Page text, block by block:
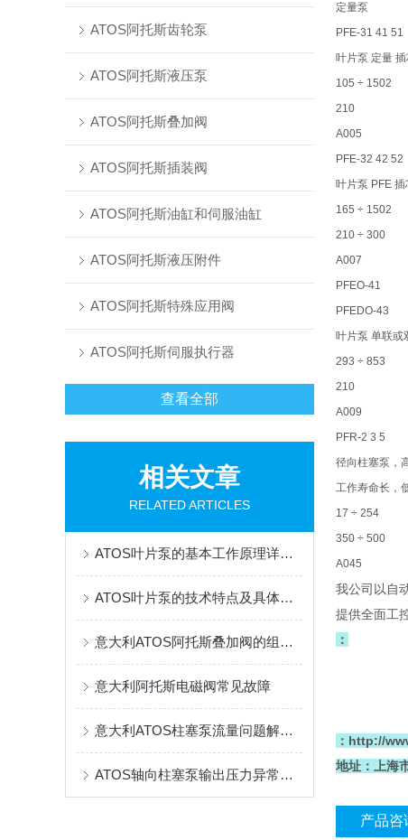
ATOS阿托斯齿轮泵
ATOS阿托斯液压泵
ATOS阿托斯叠加阀
ATOS阿托斯插装阀
ATOS阿托斯油缸和伺服油缸
ATOS阿托斯液压附件
ATOS阿托斯特殊应用阀
ATOS阿托斯伺服执行器
查看全部
相关文章
RELATED ARTICLES
ATOS叶片泵的基本工作原理详细分析
ATOS叶片泵的技术特点及具体应用场景
意大利ATOS阿托斯叠加阀的组装步骤
意大利阿托斯电磁阀常见故障
意大利ATOS柱塞泵流量问题解决方案
ATOS轴向柱塞泵输出压力异常输出压力过低
定量泵
PFE-31 41 51
叶片泵 定量
105 ÷ 1502
210
A005
PFE-32 42 52
叶片泵 PFE
165 ÷ 1502
210 ÷ 300
A007
PFEO-41
PFEDO-43
叶片泵 单联或
293 ÷ 853
210
A009
PFR-2 3 5
径向柱塞泵，
工作寿命长，
17 ÷ 254
350 ÷ 500
A045
我公司以自
提供全面工
：
：http://
地址：上海
产品咨